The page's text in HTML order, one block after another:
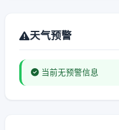
天气预警
当前无预警信息